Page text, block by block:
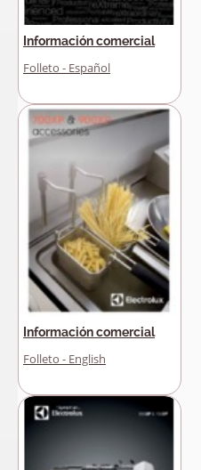
Información comercial
Folleto - Español
Información comercial
Folleto - English